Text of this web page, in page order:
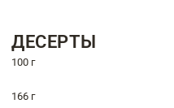
ДЕСЕРТЫ
100 г
166 г